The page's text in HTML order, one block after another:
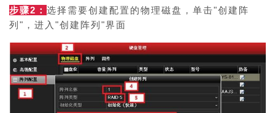
步骤2： 选择需要创建配置的物理磁盘，单击"创建阵
列"，进入"创建阵列"界面